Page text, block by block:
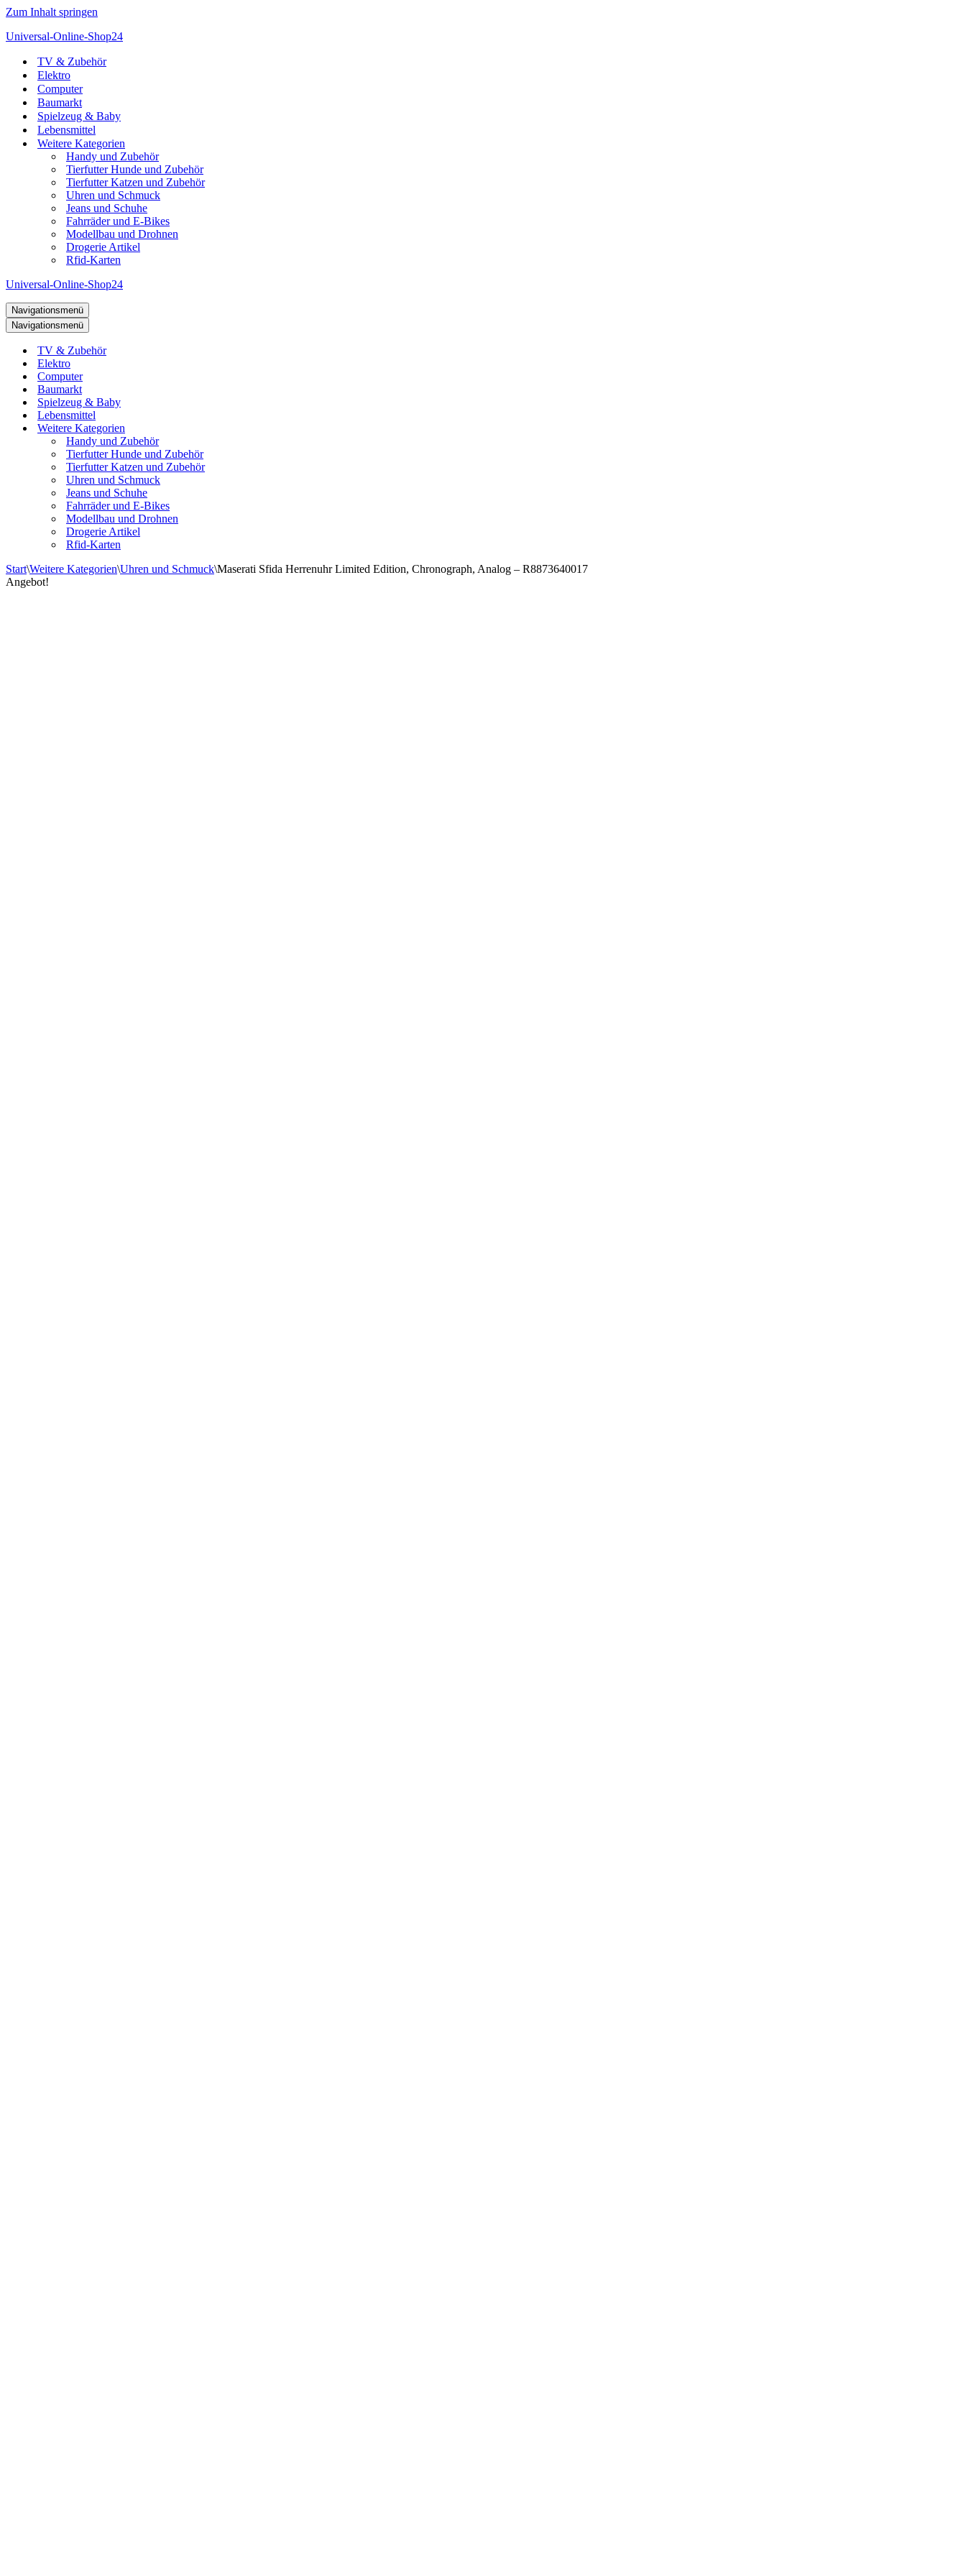
Zum Inhalt springen
Universal-Online-Shop24
TV & Zubehör
Elektro
Computer
Baumarkt
Spielzeug & Baby
Lebensmittel
Weitere Kategorien
Handy und Zubehör
Tierfutter Hunde und Zubehör
Tierfutter Katzen und Zubehör
Uhren und Schmuck
Jeans und Schuhe
Fahrräder und E-Bikes
Modellbau und Drohnen
Drogerie Artikel
Rfid-Karten
Universal-Online-Shop24
Navigationsmenü
Navigationsmenü
TV & Zubehör
Elektro
Computer
Baumarkt
Spielzeug & Baby
Lebensmittel
Weitere Kategorien
Handy und Zubehör
Tierfutter Hunde und Zubehör
Tierfutter Katzen und Zubehör
Uhren und Schmuck
Jeans und Schuhe
Fahrräder und E-Bikes
Modellbau und Drohnen
Drogerie Artikel
Rfid-Karten
Start\Weitere Kategorien\Uhren und Schmuck\Maserati Sfida Herrenuhr Limited Edition, Chronograph, Analog – R8873640017
Angebot!